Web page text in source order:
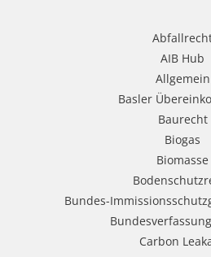
AIB Hub
Allgemein
Basler
Baurecht
Biogas
Biomasse
Bundes-
Carbon